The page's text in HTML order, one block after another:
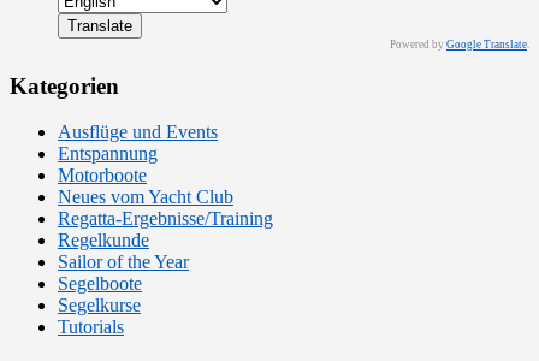
Powered by Google Translate
Kategorien
Ausflüge und Events
Entspannung
Motorboote
Neues vom Yacht Club
Regatta-Ergebnisse/Training
Regelkunde
Sailor of the Year
Segelboote
Segelkurse
Tutorials